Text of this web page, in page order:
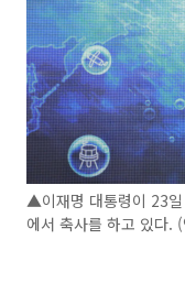
▲이재명 대통령이 23일
에서 축사를 하고 있다.